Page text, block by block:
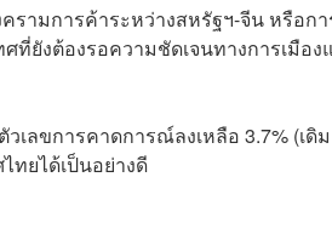
รามการค้าระหว่างสหรัฐฯ-จีน หรือกา
ยังต้องรอความชัดเจนทางการเมือง
ลขการคาดการณ์ลงเหลือ 3.7% (เดิม
ทยได้เป็นอย่างดี